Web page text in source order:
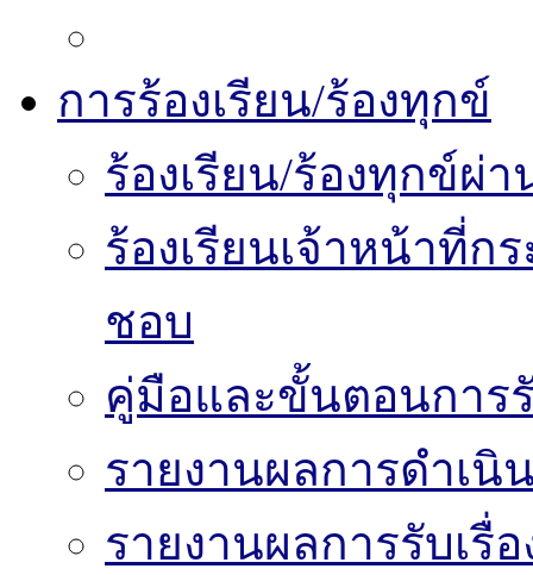
การร้องเรียน/ร้องทุกข์
ร้องเรียน/ร้องทุกข์ผ่
ร้องเรียนเจ้าหน้าที่ก
ชอบ
คู่มือและขั้นตอนการรั
รายงานผลการดำเนิ
รายงานผลการรับเรื่